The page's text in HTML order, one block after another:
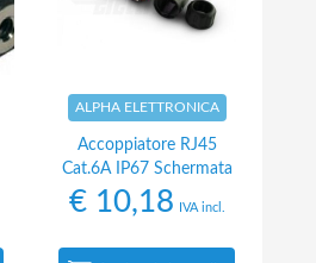
ALPHA ELETTRONICA
Accoppiatore RJ45
Cat.6A IP67 Schermata
€10,18 IVA incl.